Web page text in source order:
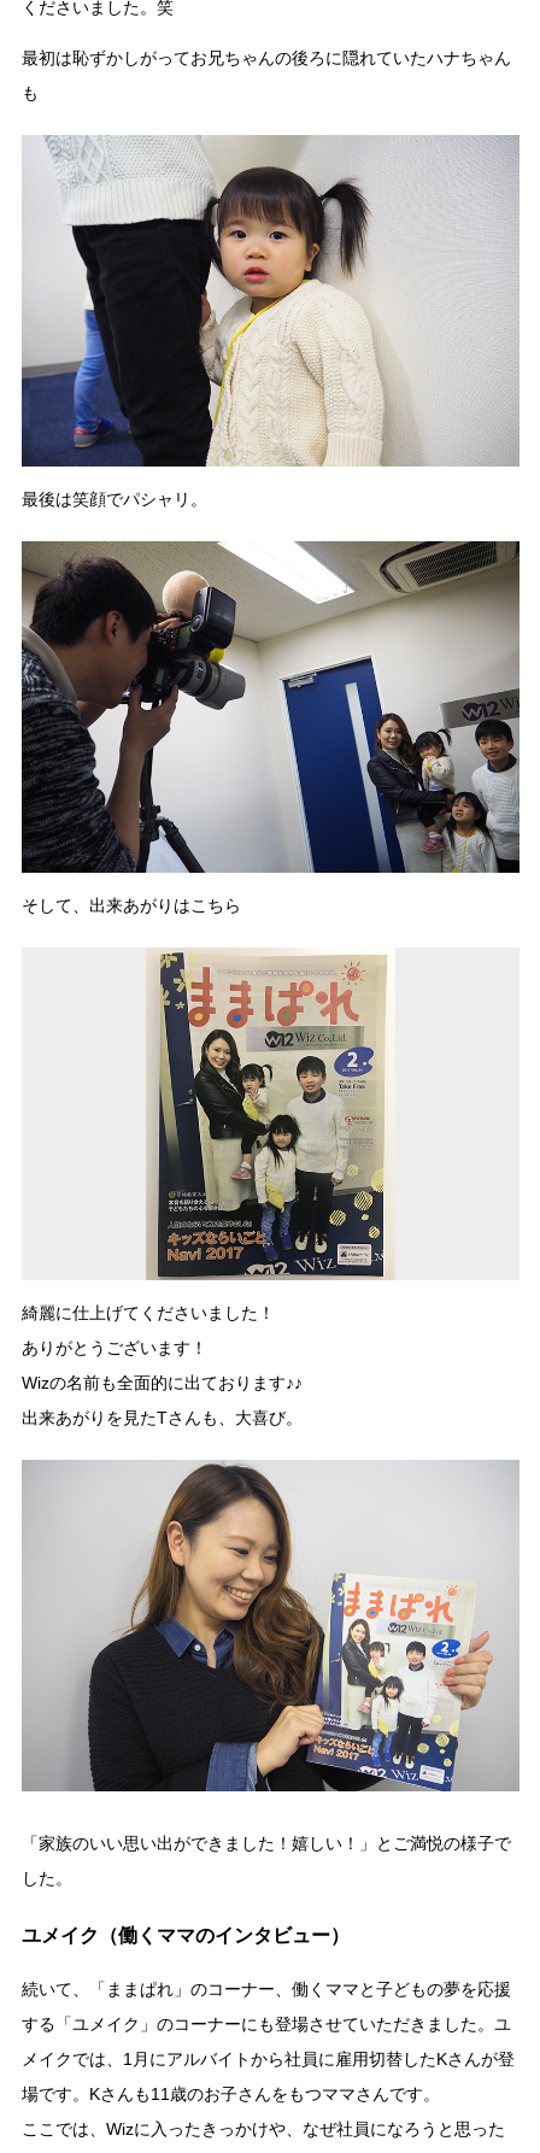
くださいました。笑
最初は恥ずかしがってお兄ちゃんの後ろに隠れていたハナちゃん
も
最後は笑顔でパシャリ。
そして、出来あがりはこちら
綺麗に仕上げてくださいました！
ありがとうございます！
Wizの名前も全面的に出ております♪♪
出来あがりを見たTさんも、大喜び。
「家族のいい思い出ができました！嬉しい！」とご満悦の様子で
した。
ユメイク（働くママのインタビュー）
続いて、「ままぱれ」のコーナー、働くママと子どもの夢を応援
する「ユメイク」のコーナーにも登場させていただきました。ユ
メイクでは、1月にアルバイトから社員に雇用切替したKさんが登
場です。Kさんも11歳のお子さんをもつママさんです。
ここでは、Wizに入ったきっかけや、なぜ社員になろうと思った